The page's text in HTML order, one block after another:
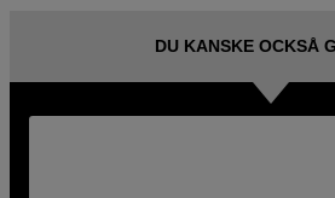
DU KANSKE OCKSÅ